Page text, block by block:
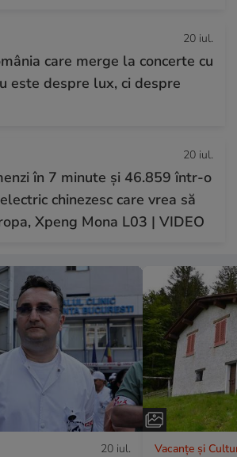
20 iul.
care merge la concerte cu
este despre lux, ci despre
20 iul.
în 7 minute și 46.859 într-o
chinezesc care vrea să
Xpeng Mona L03 | VIDEO
20 iul. Vacanțe și